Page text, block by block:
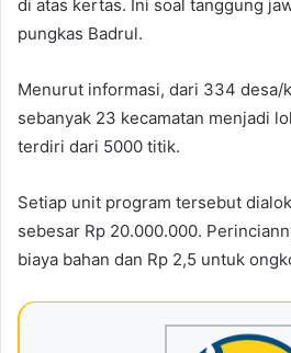
di atas kertas. Ini soal tanggung
pungkas Badrul.
Menurut informasi, dari 334 desa/
sebanyak 23 kecamatan menjadi
terdiri dari 5000 titik.
Setiap unit program tersebut
sebesar Rp 20.000.000.
biaya bahan dan Rp 2,5 untuk